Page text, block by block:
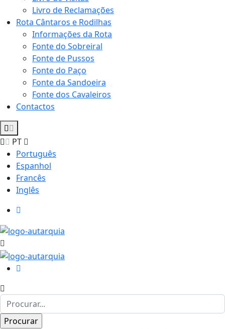
Livro de Reclamações
Rota Cântaros e Rodilhas
Informações da Rota
Fonte do Sobreiral
Fonte de Pussos
Fonte do Paço
Fonte da Sandoeira
Fonte dos Cavaleiros
Contactos
PT
Português
Espanhol
Francês
Inglês